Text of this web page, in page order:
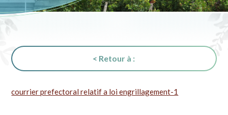
< Retour à :
courrier prefectoral relatif a loi engrillagement-1